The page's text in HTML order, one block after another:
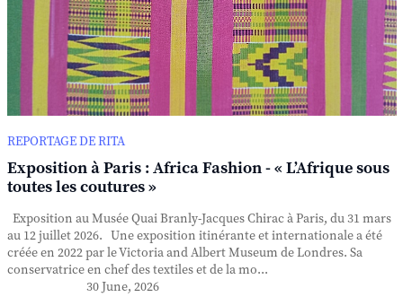
REPORTAGE DE RITA
Exposition à Paris : Africa Fashion - « L’Afrique sous
toutes les coutures »
Exposition au Musée Quai Branly-Jacques Chirac à Paris, du 31 mars
au 12 juillet 2026. Une exposition itinérante et internationale a été
créée en 2022 par le Victoria and Albert Museum de Londres. Sa
conservatrice en chef des textiles et de la mo...
30 June, 2026